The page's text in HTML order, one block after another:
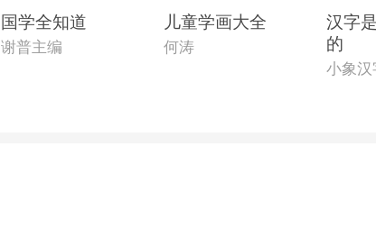
国学全知道
谢普主编
儿童学画大全
何涛
汉字
的
小象汉